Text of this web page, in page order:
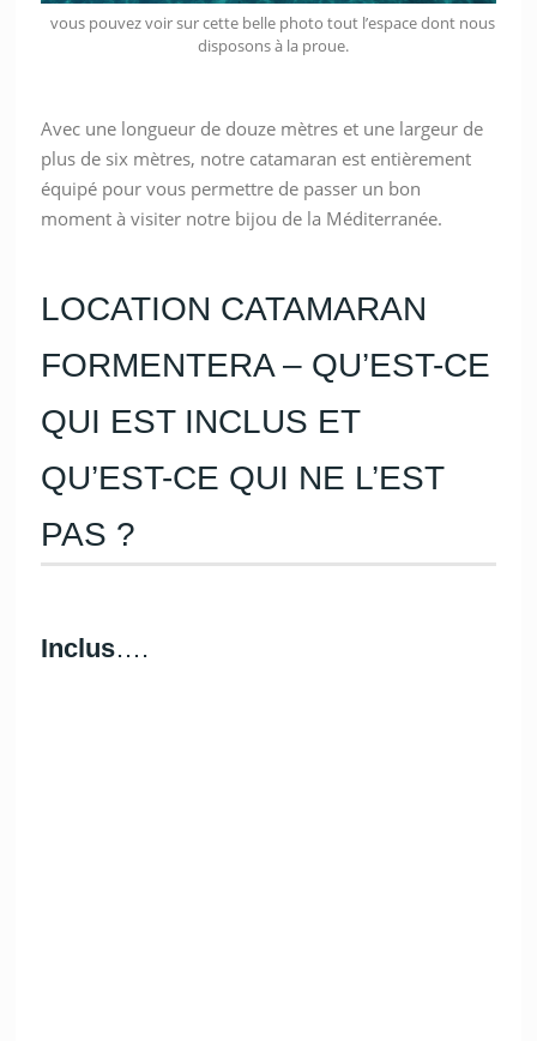
vous pouvez voir sur cette belle photo tout l’espace dont nous
disposons à la proue.
Avec une longueur de douze mètres et une largeur de
plus de six mètres, notre catamaran est entièrement
équipé pour vous permettre de passer un bon
moment à visiter notre bijou de la Méditerranée.
LOCATION CATAMARAN
FORMENTERA – QU’EST-CE
QUI EST INCLUS ET
QU’EST-CE QUI NE L’EST
PAS ?
Inclus….